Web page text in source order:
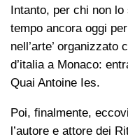
Intanto, per chi non
tempo ancora oggi
nell’arte’ organizzato
d’italia a Monaco:
Quai Antoine Ies.
Poi, finalmente,
l’autore e attore dei